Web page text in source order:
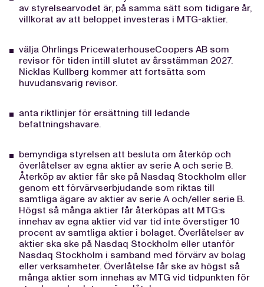
av styrelsearvodet är, på samma sätt som tidigare år,
villkorat av att beloppet investeras i MTG-aktier.
välja Öhrlings PricewaterhouseCoopers AB som
revisor för tiden intill slutet av årsstämman 2027.
Nicklas Kullberg kommer att fortsätta som
huvudansvarig revisor.
anta riktlinjer för ersättning till ledande
befattningshavare.
bemyndiga styrelsen att besluta om återköp och
överlåtelser av egna aktier av serie A och serie B.
Återköp av aktier får ske på Nasdaq Stockholm eller
genom ett förvärvserbjudande som riktas till
samtliga ägare av aktier av serie A och/eller serie B.
Högst så många aktier får återköpas att MTG:s
innehav av egna aktier vid var tid inte överstiger 10
procent av samtliga aktier i bolaget. Överlåtelser av
aktier ska ske på Nasdaq Stockholm eller utanför
Nasdaq Stockholm i samband med förvärv av bolag
eller verksamheter. Överlåtelse får ske av högst så
många aktier som innehas av MTG vid tidpunkten för